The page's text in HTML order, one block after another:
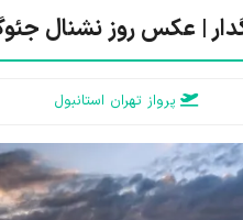
| عکس روز نشنال
پرواز تهران استانبول